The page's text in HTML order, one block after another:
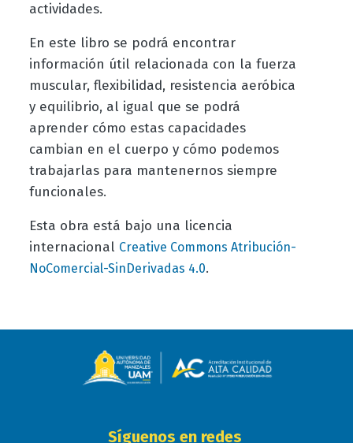
actividades.
En este libro se podrá encontrar
información útil relacionada con la fuerza
muscular, flexibilidad, resistencia aeróbica
y equilibrio, al igual que se podrá
aprender cómo estas capacidades
cambian en el cuerpo y cómo podemos
trabajarlas para mantenernos siempre
funcionales.
Esta obra está bajo una licencia
internacional Creative Commons Atribución-
NoComercial-SinDerivadas 4.0.
Síguenos en redes